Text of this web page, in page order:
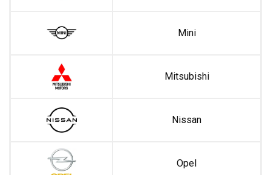
Mini
Mitsubishi
Nissan
Opel